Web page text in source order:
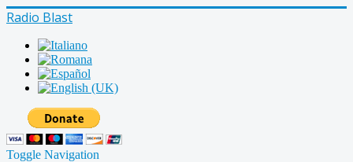
Radio Blast
Toggle Navigation